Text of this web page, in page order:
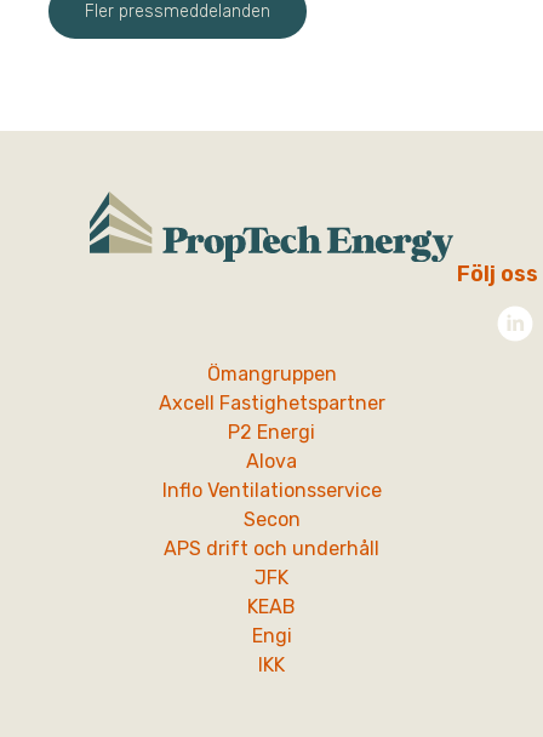
Fler pressmeddelanden
Följ oss
Ömangruppen
Axcell Fastighetspartner
P2 Energi
Alova
Inflo Ventilationsservice
Secon
APS drift och underhåll
JFK
KEAB
Engi
IKK